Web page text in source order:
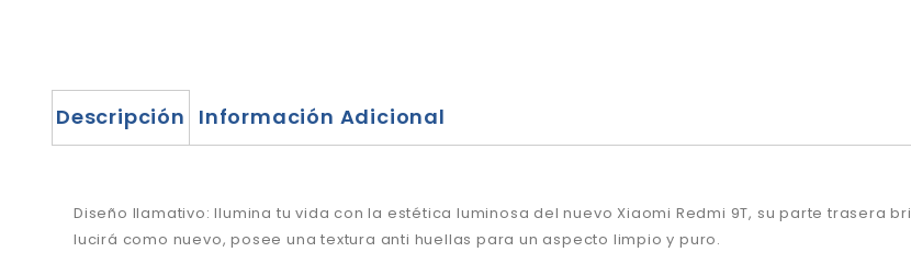
Descripción Información Adicional
Diseño llamativo: Ilumina tu vida con la estética luminosa del nuevo Xiaomi Redmi 9T, su parte trasera
lucirá como nuevo, posee una textura anti huellas para un aspecto limpio y puro.